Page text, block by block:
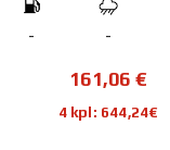
- -
161,06 €
4 kpl: 644,24€